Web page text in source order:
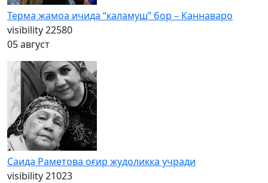
Терма жамоа ичида “каламуш” бор – Каннаваро
visibility22580
05 август
Саида Раметова оғир жудоликка учради
visibility21023